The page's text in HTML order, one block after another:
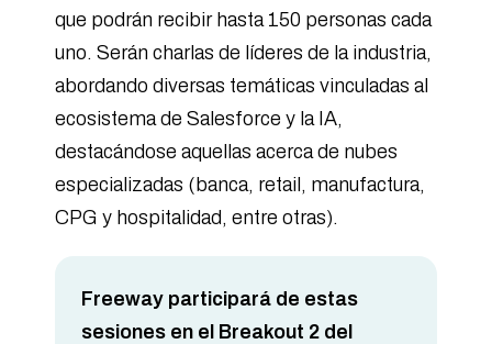
que podrán recibir hasta 150 personas cada
uno. Serán charlas de líderes de la industria,
abordando diversas temáticas vinculadas al
ecosistema de Salesforce y la IA,
destacándose aquellas acerca de nubes
especializadas (banca, retail, manufactura,
CPG y hospitalidad, entre otras).
Freeway participará de estas
sesiones en el Breakout 2 del